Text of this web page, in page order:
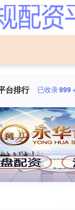
台排行 已收录999